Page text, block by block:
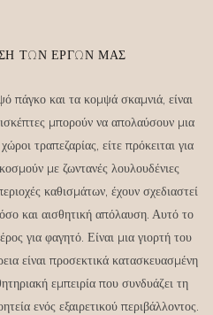
ΤΩΝ ΈΡΓΩΝ ΜΑΣ
πάγκο και τα κομψά σκαμνιά, είναι
μπορούν να απολαύσουν μια
τραπεζαρίας, είτε πρόκειται για
με ζωντανές λουλουδένιες
καθισμάτων, έχουν σχεδιαστεί
και αισθητική απόλαυση. Αυτό το
για φαγητό. Είναι μια γιορτή του
είναι προσεκτικά κατασκευασμένη
εμπειρία που συνδυάζει τη
ενός εξαιρετικού περιβάλλοντος.